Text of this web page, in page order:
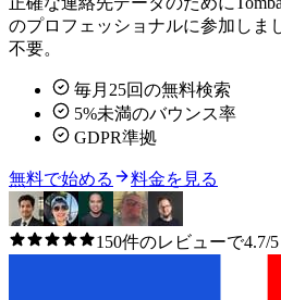
のプロフェッショナルに参加しま
不要。
毎月25回の無料検索
5%未満のバウンス率
GDPR準拠
無料で始める 料金を見る
150件のレビューで4.7/5